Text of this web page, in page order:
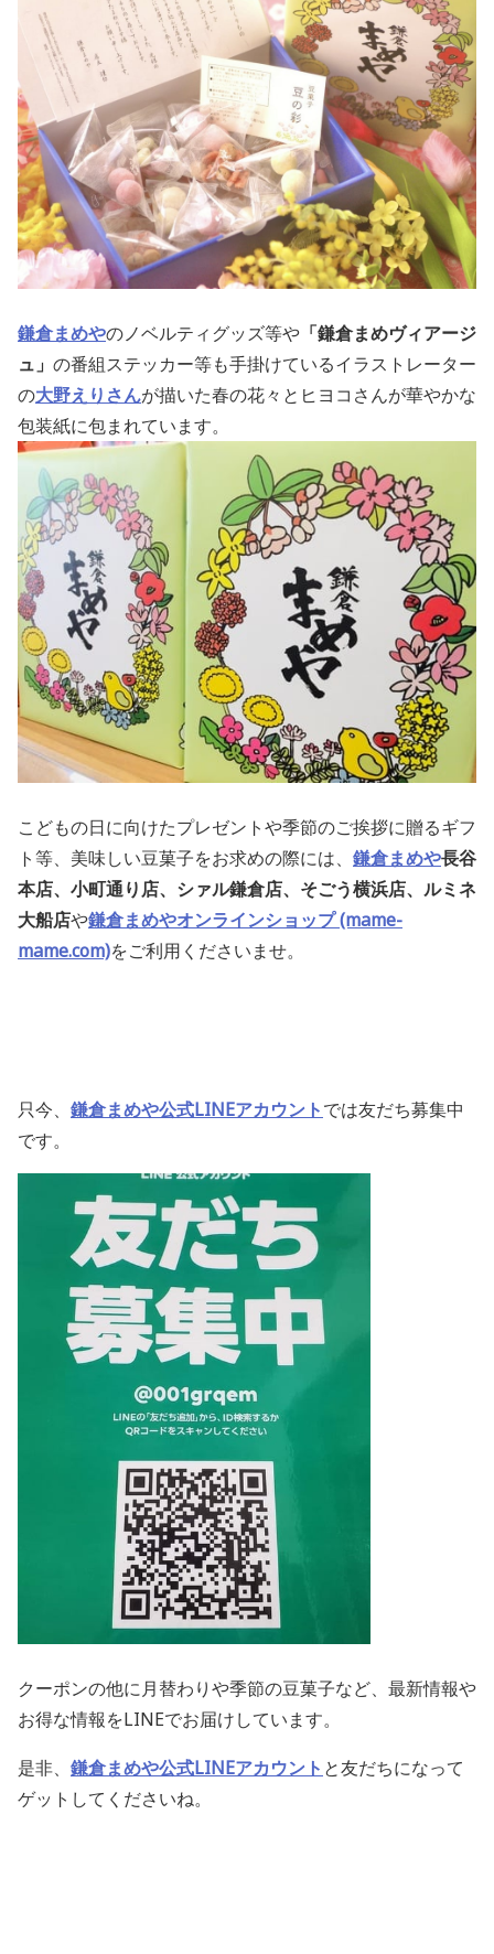
鎌倉まめやのノベルティグッズ等や 「鎌倉まめヴィアージ
ュ」 の番組ステッカー等も手掛けているイラストレーター
の大野えりさんが描いた春の花々とヒヨコさんが華やかな
包装紙に包まれています。
こどもの日に向けたプレゼントや季節のご挨拶に贈るギフ
ト等、美味しい豆菓子をお求めの際には、 鎌倉まめや長谷
本店、小町通り店、シァル鎌倉店、そごう横浜店、ルミネ
大船店や鎌倉まめやオンラインショップ (mame-
mame.com)をご利用くださいませ。
只今、 鎌倉まめや公式LINEアカウントでは友だち募集中
です。
クーポンの他に月替わりや季節の豆菓子など、最新情報や
お得な情報をLINEでお届けしています。
是非、 鎌倉まめや公式LINEアカウント と友だちになって
ゲットしてくださいね。